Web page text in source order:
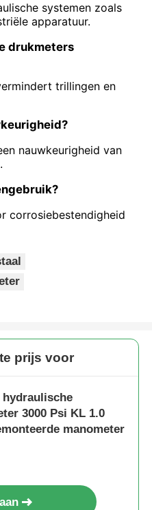
systemen zoals
apparatuur.
drukmeters
trillingen en
nauwkeurigheid van
corrosiebestendigheid
prijs voor
hydraulische
3000 Psi KL 1.0
manometer